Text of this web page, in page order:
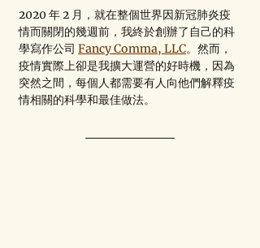
2020 年 2 月，就在整個世界因新冠肺炎疫
情而關閉的幾週前，我終於創辦了自己的科
學寫作公司 Fancy Comma, LLC。然而，
疫情實際上卻是我擴大運營的好時機，因為
突然之間，每個人都需要有人向他們解釋疫
情相關的科學和最佳做法。